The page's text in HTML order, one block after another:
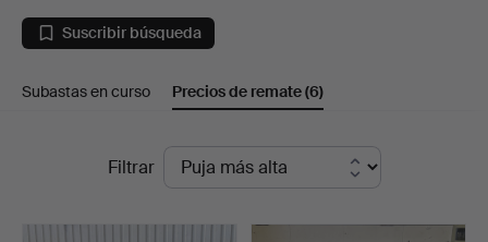
estanterías
en
Vintage
Suscribir búsqueda
Subastas en curso Precios de remate(6)
Filtrar